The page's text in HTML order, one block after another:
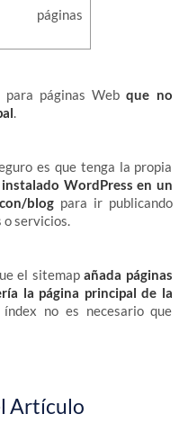
para páginas Webque no
.
es que tenga la propia
instalado WordPress en un
blogpara ir publicando
o servicios.
el sitemapañada páginas
la página principal de la
no es necesario que
Artículo